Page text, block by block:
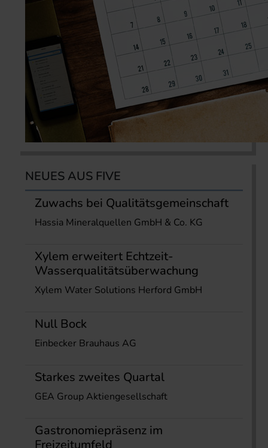
NEUES AUS FIVE
Zuwachs bei Qualitätsgemeinschaft
Hassia Mineralquellen GmbH & Co. KG
Xylem erweitert Echtzeit-
Wasserqualitätsüberwachung
Xylem Water Solutions Herford GmbH
Null Bock
Einbecker Brauhaus AG
Starkes zweites Quartal
GEA Group Aktiengesellschaft
Gastronomiepräsenz im